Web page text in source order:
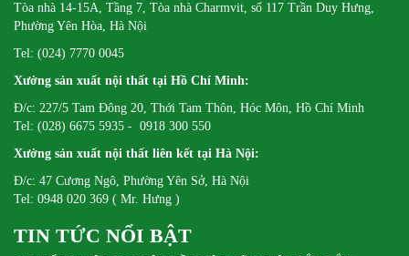
Tòa nhà 14-15A, Tầng 7, Tòa nhà Charmvit, số 117 Trần Duy Hưng,
Phường Yên Hòa, Hà Nội
Tel: (024) 7770 0045
Xưởng sản xuất nội thất tại Hồ Chí Minh:
Đ/c: 227/5 Tam Đông 20, Thới Tam Thôn, Hóc Môn, Hồ Chí Minh
Tel: (028) 6675 5935 - 0918 300 550
Xưởng sản xuất nội thất liên kết tại Hà Nội:
Đ/c: 47 Cương Ngô, Phường Yên Sở, Hà Nội
Tel: 0948 020 369 ( Mr. Hưng )
TIN TỨC NỔI BẬT